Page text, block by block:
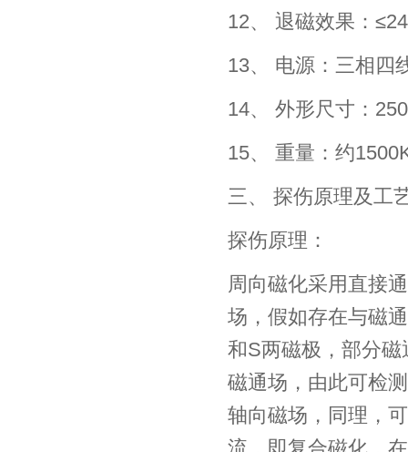
12、 退磁效果：
13、 电源：三相四
14、 外形尺寸：
15、 重量：约
三、 探伤原理及工
探伤原理：
周向磁化采用直接
场，假如存在与磁
和S两磁极，部分
磁通场，由此可检
轴向磁场，同理，